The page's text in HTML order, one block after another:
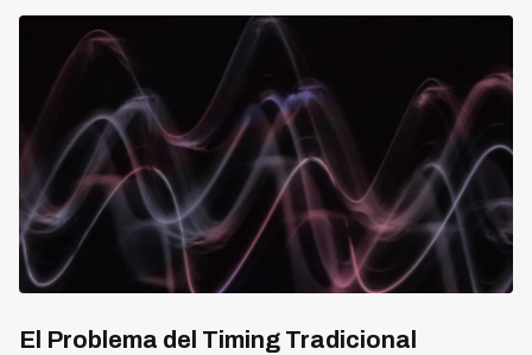
El Problema del Timing Tradicional